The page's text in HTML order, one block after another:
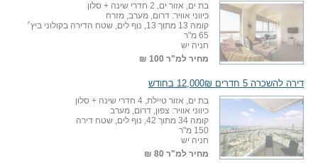
בת ים, אזור ים, 2 חדרי שינה + סלון
כיווני אוויר: דרום, מערב, מזרח
קומה 13 מתוך 13, נוף לים, שטח הדירה בקולוני ביץ׳
65 מ"ר
חניה יש
מחיר למ"ר 100 ₪
דירה להשכרה 5 חדרים 12,000₪ בחודש
בת ים, אזור טיילת, 4 חדרי שינה + סלון
כיווני אוויר: צפון, דרום, מערב
קומה 34 מתוך 42, נוף לים, שטח דירה
150 מ"ר
חניה יש
מחיר למ"ר 80 ₪